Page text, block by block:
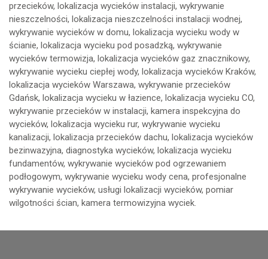
przecieków, lokalizacja wycieków instalacji, wykrywanie
nieszczelności, lokalizacja nieszczelności instalacji wodnej,
wykrywanie wycieków w domu, lokalizacja wycieku wody w
ścianie, lokalizacja wycieku pod posadzką, wykrywanie
wycieków termowizja, lokalizacja wycieków gaz znacznikowy,
wykrywanie wycieku ciepłej wody, lokalizacja wycieków Kraków,
lokalizacja wycieków Warszawa, wykrywanie przecieków
Gdańsk, lokalizacja wycieku w łazience, lokalizacja wycieku CO,
wykrywanie przecieków w instalacji, kamera inspekcyjna do
wycieków, lokalizacja wycieku rur, wykrywanie wycieku
kanalizacji, lokalizacja przecieków dachu, lokalizacja wycieków
bezinwazyjna, diagnostyka wycieków, lokalizacja wycieku
fundamentów, wykrywanie wycieków pod ogrzewaniem
podłogowym, wykrywanie wycieku wody cena, profesjonalne
wykrywanie wycieków, usługi lokalizacji wycieków, pomiar
wilgotności ścian, kamera termowizyjna wyciek.